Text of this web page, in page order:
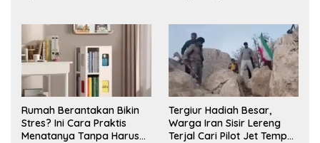
Rumah Berantakan Bikin
Stres? Ini Cara Praktis
Menatanya Tanpa Harus
Tergiur Hadiah Besar,
Warga Iran Sisir Lereng
Terjal Cari Pilot Jet Tempur